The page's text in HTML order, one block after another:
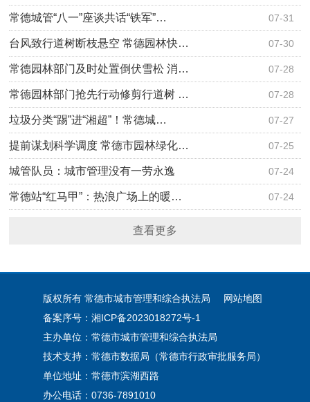
07-31
常德城管“八一”座谈共话“铁军”…
07-30
台风致行道树断枝悬空 常德园林快…
07-28
常德园林部门及时处置倒伏雪松 消…
07-28
常德园林部门抢先行动修剪行道树 …
07-27
垃圾分类“踢”进“湘超”！常德城…
07-25
提前谋划科学调度 常德市园林绿化…
07-24
城管队员：城市管理没有一劳永逸
07-24
常德站“红马甲”：热浪广场上的暖…
查看更多
版权所有 常德市城市管理和综合执法局
网站地图
备案序号：湘ICP备2023018272号-1
主办单位：常德市城市管理和综合执法局
技术支持：常德市数据局（常德市行政审批服务局）
单位地址：常德市滨湖西路
办公电话：0736-7891010